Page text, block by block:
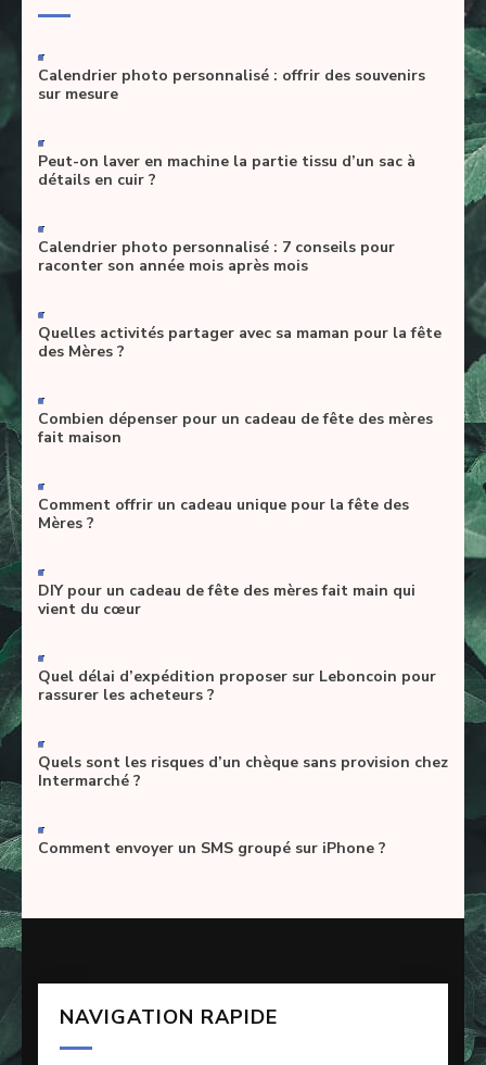
-
Calendrier photo personnalisé : offrir des souvenirs
sur mesure
-
Peut-on laver en machine la partie tissu d’un sac à
détails en cuir ?
-
Calendrier photo personnalisé : 7 conseils pour
raconter son année mois après mois
-
Quelles activités partager avec sa maman pour la fête
des Mères ?
-
Combien dépenser pour un cadeau de fête des mères
fait maison
-
Comment offrir un cadeau unique pour la fête des
Mères ?
-
DIY pour un cadeau de fête des mères fait main qui
vient du cœur
-
Quel délai d’expédition proposer sur Leboncoin pour
rassurer les acheteurs ?
-
Quels sont les risques d’un chèque sans provision chez
Intermarché ?
-
Comment envoyer un SMS groupé sur iPhone ?
NAVIGATION RAPIDE